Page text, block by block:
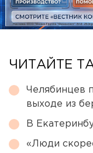
ЧИТАЙТЕ
Челябинцев
выходе из
В
«Люди